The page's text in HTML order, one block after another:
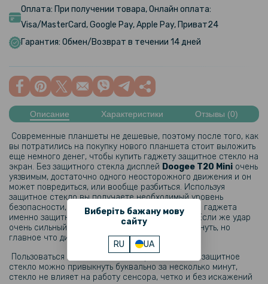
Виберіть бажану мову
сайту
RU UA
Оплата: При получении товара, Онлайн оплата:
Visa/MasterCard, Google Pay, Apple Pay, Приват24
Гарантия: Обмен/Возврат в течении 14 дней
Описание Характеристики Отзывы (0)
Современные планшеты не дешевые, поэтому после того, как
вы потратились на покупку нового планшета стоит выложить
еще немного денег, чтобы купить гаджету защитное стекло на
экран. Без защитного стекла дисплей Doogee T20 Mini​ очень
уязвимым, достаточно одного неосторожного движения и он
может повредиться, или вообще разбиться. Используя
защитное стекло​ вы получаете необходимый уровень
безопасности, например при ударе или падении гаджета
именно защитное стекло поглотит силу удара. Если же удар
очень сильный, то защитное стекло может треснуть, но
главное что дисплей гаджета останется целым.
Пользоваться планшетом на котором наклеено защитное
стекло можно привыкнуть буквально за несколько минут,
стекло не влияет на работу сенсора, четко и без искажений